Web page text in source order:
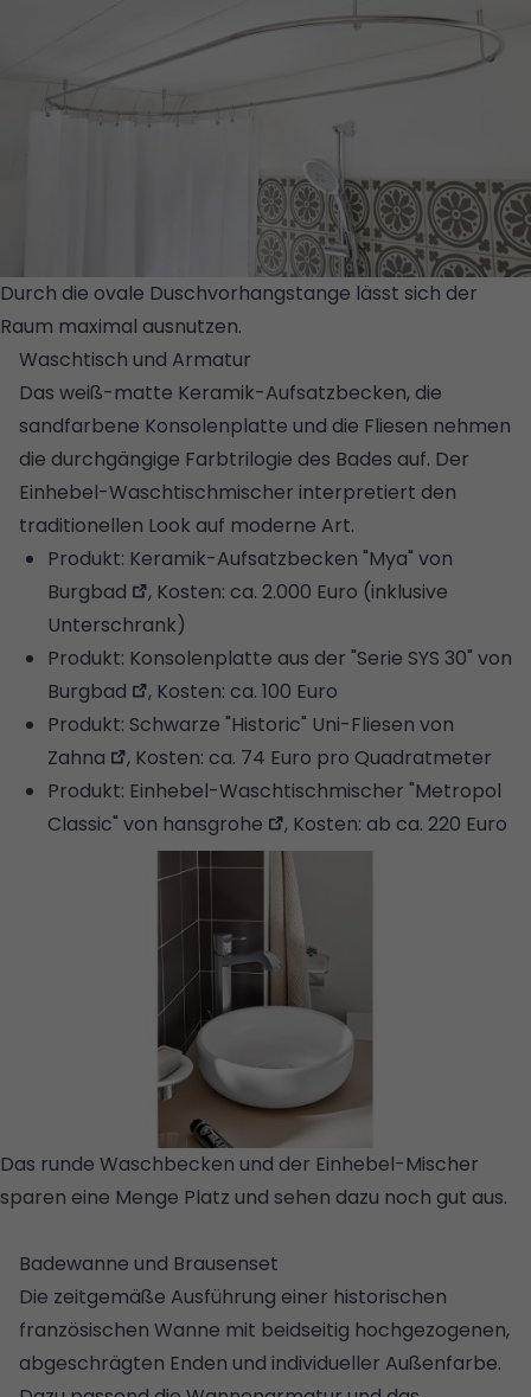
Durch die ovale Duschvorhangstange lässt sich der
Raum maximal ausnutzen.
Waschtisch und Armatur
Das weiß-matte Keramik-Aufsatzbecken, die
sandfarbene Konsolenplatte und die Fliesen nehmen
die durchgängige Farbtrilogie des Bades auf. Der
Einhebel-Waschtischmischer interpretiert den
traditionellen Look auf moderne Art.
Produkt: Keramik-Aufsatzbecken "Mya" von
Burgbad
, Kosten: ca. 2.000 Euro (inklusive
Unterschrank)
Produkt: Konsolenplatte aus der "Serie SYS 30" von
Burgbad
, Kosten: ca. 100 Euro
Produkt: Schwarze "Historic" Uni-Fliesen von
Zahna
, Kosten: ca. 74 Euro pro Quadratmeter
Produkt: Einhebel-Waschtischmischer "Metropol
Classic" von hansgrohe
, Kosten: ab ca. 220 Euro
Das runde Waschbecken und der Einhebel-Mischer
sparen eine Menge Platz und sehen dazu noch gut aus.
Badewanne und Brausenset
Die zeitgemäße Ausführung einer historischen
französischen Wanne mit beidseitig hochgezogenen,
abgeschrägten Enden und individueller Außenfarbe.